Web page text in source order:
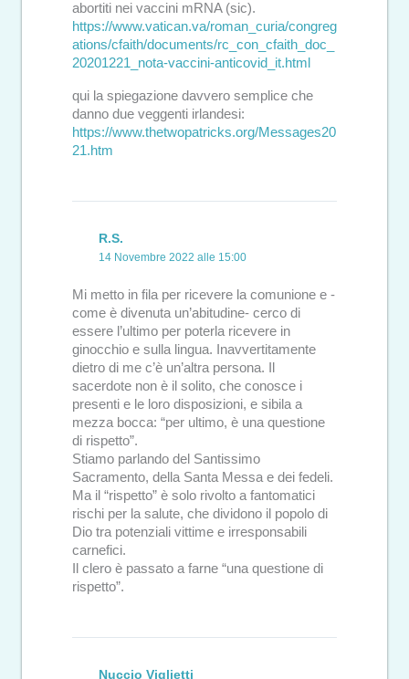
abortiti nei vaccini mRNA (sic).
https://www.vatican.va/roman_curia/congreg
ations/cfaith/documents/rc_con_cfaith_doc_
20201221_nota-vaccini-anticovid_it.html
qui la spiegazione davvero semplice che
danno due veggenti irlandesi:
https://www.thetwopatricks.org/Messages20
21.htm
R.S.
14 Novembre 2022 alle 15:00
Mi metto in fila per ricevere la comunione e -
come è divenuta un’abitudine- cerco di
essere l’ultimo per poterla ricevere in
ginocchio e sulla lingua. Inavvertitamente
dietro di me c’è un’altra persona. Il
sacerdote non è il solito, che conosce i
presenti e le loro disposizioni, e sibila a
mezza bocca: “per ultimo, è una questione
di rispetto”.
Stiamo parlando del Santissimo
Sacramento, della Santa Messa e dei fedeli.
Ma il “rispetto” è solo rivolto a fantomatici
rischi per la salute, che dividono il popolo di
Dio tra potenziali vittime e irresponsabili
carnefici.
Il clero è passato a farne “una questione di
rispetto”.
Nuccio Viglietti